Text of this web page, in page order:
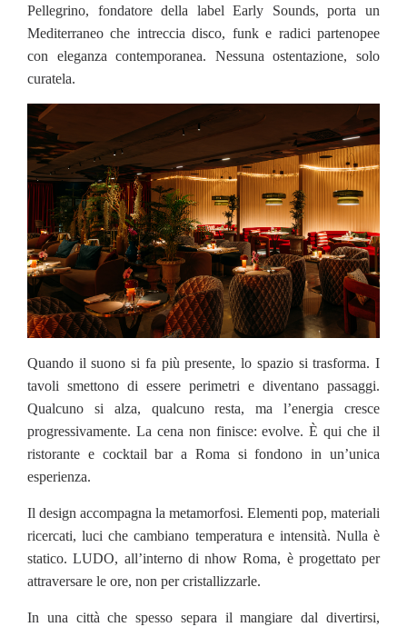
Pellegrino, fondatore della label Early Sounds, porta un
Mediterraneo che intreccia disco, funk e radici partenopee
con eleganza contemporanea. Nessuna ostentazione, solo
curatela.
Quando il suono si fa più presente, lo spazio si trasforma. I
tavoli smettono di essere perimetri e diventano passaggi.
Qualcuno si alza, qualcuno resta, ma l’energia cresce
progressivamente. La cena non finisce: evolve. È qui che il
ristorante e cocktail bar a Roma si fondono in un’unica
esperienza.
Il design accompagna la metamorfosi. Elementi pop, materiali
ricercati, luci che cambiano temperatura e intensità. Nulla è
statico. LUDO, all’interno di nhow Roma, è progettato per
attraversare le ore, non per cristallizzarle.
In una città che spesso separa il mangiare dal divertirsi,